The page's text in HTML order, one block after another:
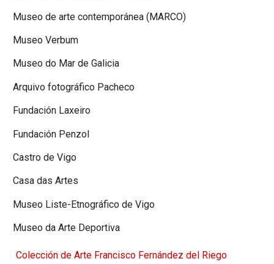
Museo de arte contemporánea (MARCO)
Museo Verbum
Museo do Mar de Galicia
Arquivo fotográfico Pacheco
Fundación Laxeiro
Fundación Penzol
Castro de Vigo
Casa das Artes
Museo Liste-Etnográfico de Vigo
Museo da Arte Deportiva
Colección de Arte Francisco Fernández del Riego